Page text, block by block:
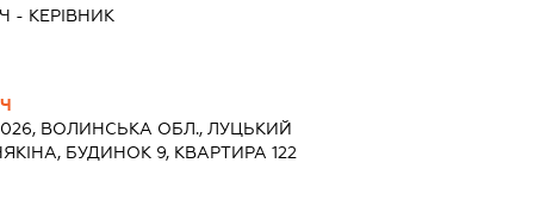
- КЕРІВНИК
ВОЛИНСЬКА ОБЛ., ЛУЦЬКИЙ
БУДИНОК 9, КВАРТИРА 122